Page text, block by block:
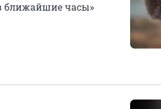
ближайшие часы»